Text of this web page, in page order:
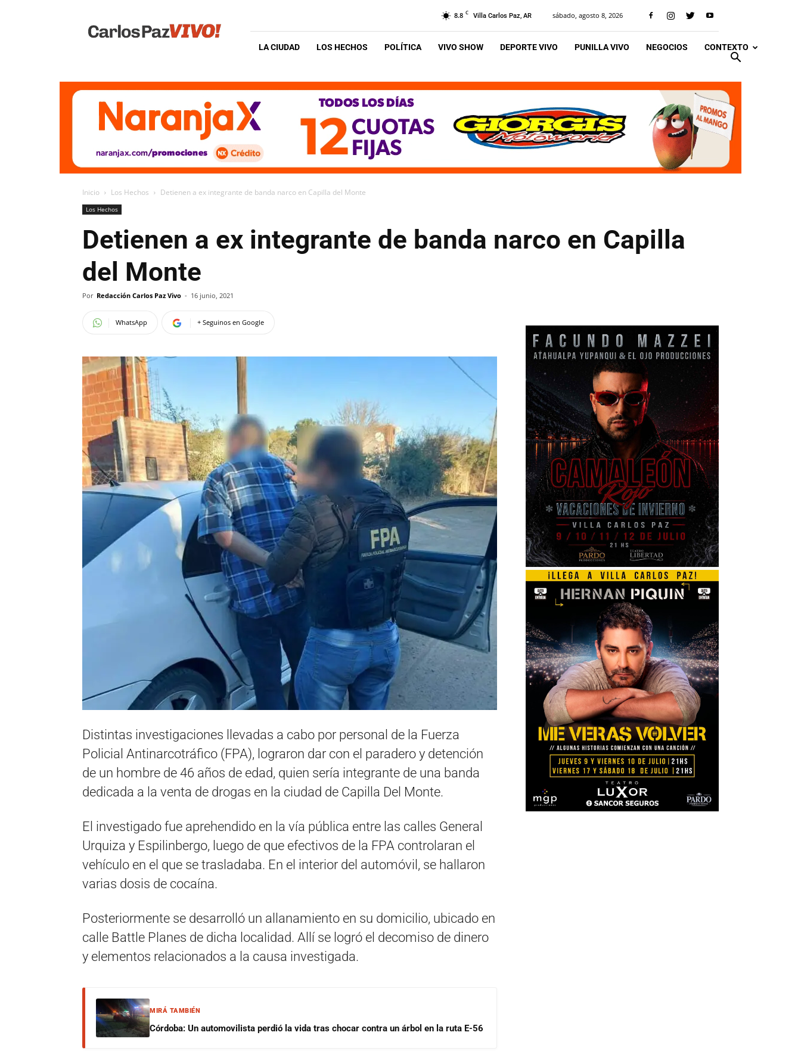
Vivo
8.8 C Villa Carlos Paz, AR sábado, agosto 8, 2026
LA CIUDAD LOS HECHOS POLÍTICA VIVO SHOW DEPORTE VIVO PUNILLA VIVO NEGOCIOS CONTEXTO
Inicio Los Hechos Detienen a ex integrante de banda narco en Capilla del Monte
Los Hechos
Detienen a ex integrante de banda narco en Capilla
del Monte
Por Redacción Carlos Paz Vivo - 16 junio, 2021
WhatsApp + Seguinos en Google
Distintas investigaciones llevadas a cabo por personal de la Fuerza
Policial Antinarcotráfico (FPA), lograron dar con el paradero y detención
de un hombre de 46 años de edad, quien sería integrante de una banda
dedicada a la venta de drogas en la ciudad de Capilla Del Monte.
El investigado fue aprehendido en la vía pública entre las calles General
Urquiza y Espilinbergo, luego de que efectivos de la FPA controlaran el
vehículo en el que se trasladaba. En el interior del automóvil, se hallaron
varias dosis de cocaína.
Posteriormente se desarrolló un allanamiento en su domicilio, ubicado en
calle Battle Planes de dicha localidad. Allí se logró el decomiso de dinero
y elementos relacionados a la causa investigada.
MIRÁ TAMBIÉN
Córdoba: Un automovilista perdió la vida tras chocar contra un árbol en la ruta E-56